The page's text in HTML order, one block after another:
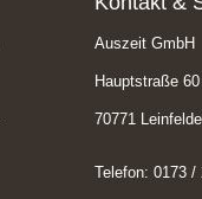
Auszeit GmbH
Hauptstraße 60
70771
Telefon: 0173 /